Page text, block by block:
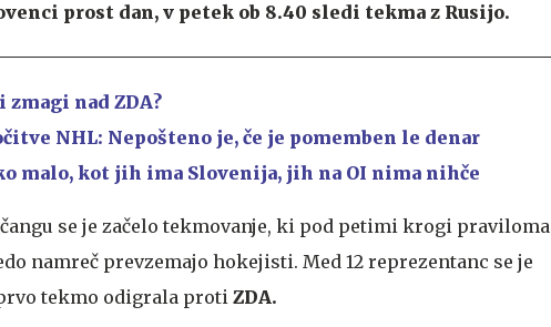
prost dan, v petek ob 8.40 sledi tekma z Rusijo.
nad ZDA?
NHL: Nepošteno je, če je pomemben le denar
malo, kot jih ima Slovenija, jih na OI nima nihče
se je začelo tekmovanje, ki pod petimi krogi praviloma
namreč prevzemajo hokejisti. Med 12 reprezentanc se je
tekmo odigrala protiZDA.